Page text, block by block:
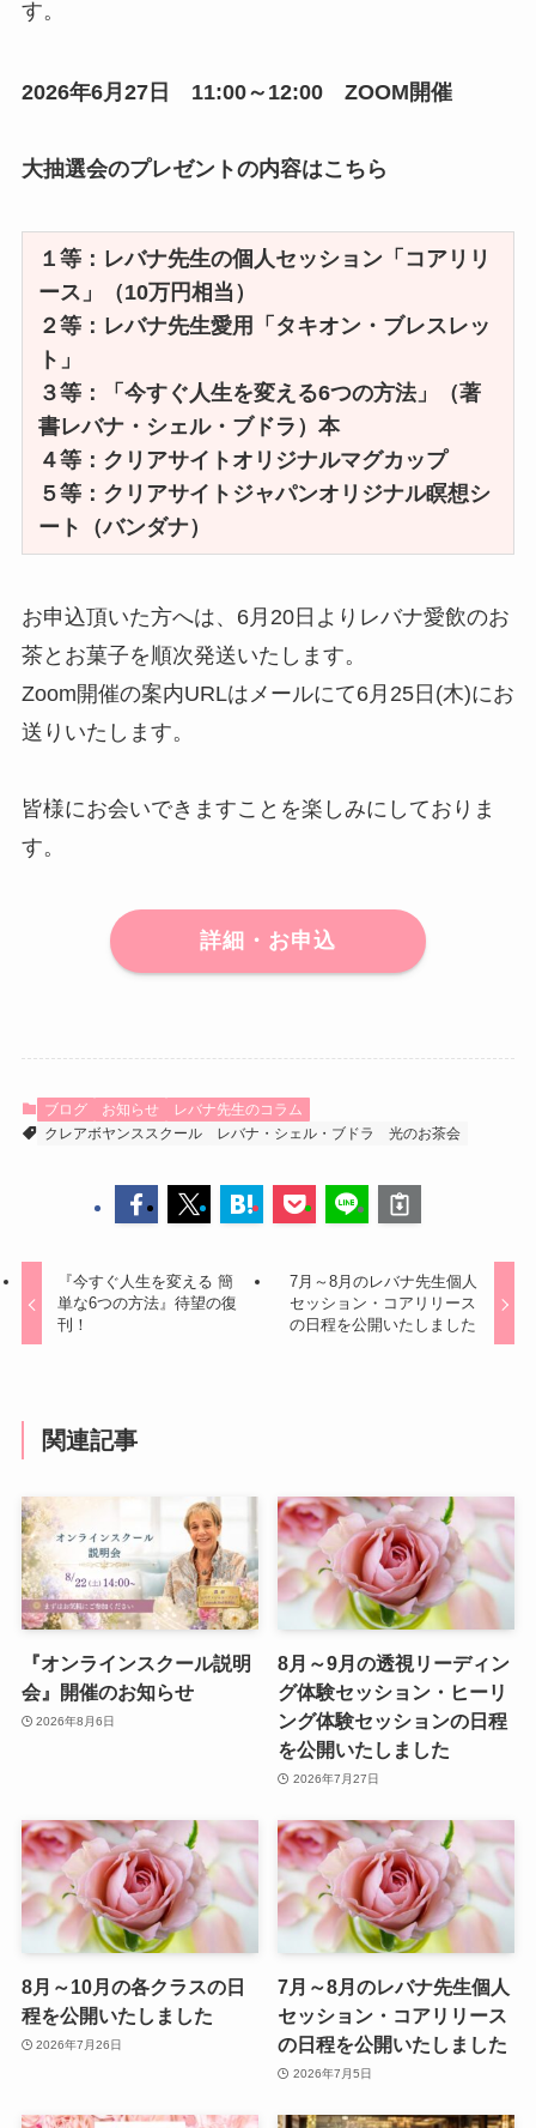
す。
2026年6月27日 11:00～12:00 ZOOM開催
大抽選会のプレゼントの内容はこちら
１等：レバナ先生の個人セッション「コアリリ
ース」（10万円相当）
２等：レバナ先生愛用「タキオン・ブレスレッ
ト」
３等：「今すぐ人生を変える6つの方法」（著
書レバナ・シェル・ブドラ）本
４等：クリアサイトオリジナルマグカップ
５等：クリアサイトジャパンオリジナル瞑想シ
ート（バンダナ）
お申込頂いた方へは、6月20日よりレバナ愛飲のお
茶とお菓子を順次発送いたします。
Zoom開催の案内URLはメールにて6月25日(木)にお
送りいたします。
皆様にお会いできますことを楽しみにしておりま
す。
詳細・お申込
ブログ お知らせ
レバナ先生のコラム
クレアボヤンススクール
レバナ・シェル・ブドラ 光のお茶会
『今すぐ人生を変える 簡
単な6つの方法』待望の復
刊！
7月～8月のレバナ先生個人
セッション・コアリリース
の日程を公開いたしました
関連記事
『オンラインスクール説明
会』開催のお知らせ
2026年8月6日
8月～9月の透視リーディン
グ体験セッション・ヒーリ
ング体験セッションの日程
を公開いたしました
2026年7月27日
8月～10月の各クラスの日
程を公開いたしました
2026年7月26日
7月～8月のレバナ先生個人
セッション・コアリリース
の日程を公開いたしました
2026年7月5日